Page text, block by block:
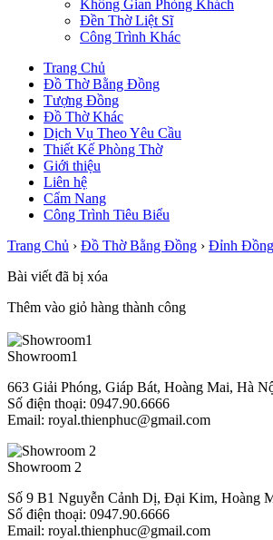
Không Gian Phòng Khách
Đền Thờ Liệt Sĩ
Công Trình Khác
Trang Chủ
Đồ Thờ Bằng Đồng
Tượng Đồng
Đồ Thờ Khác
Dịch Vụ Theo Yêu Cầu
Thiết Kế Phòng Thờ
Giới thiệu
Liên hệ
Cẩm Nang
Công Trình Tiêu Biểu
Trang Chủ › Đồ Thờ Bằng Đồng › Đỉnh Đồng
Bài viết đã bị xóa
Thêm vào giỏ hàng thành công
Showroom1
663 Giải Phóng, Giáp Bát, Hoàng Mai, Hà
Số điện thoại: 0947.90.6666
Email: royal.thienphuc@gmail.com
Showroom 2
Số 9 B1 Nguyễn Cảnh Dị, Đại Kim, Hoàng
Số điện thoại: 0947.90.6666
Email: royal.thienphuc@gmail.com